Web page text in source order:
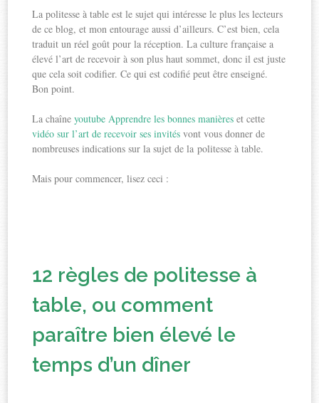
La politesse à table est le sujet qui intéresse le plus les lecteurs
de ce blog, et mon entourage aussi d’ailleurs. C’est bien, cela
traduit un réel goût pour la réception. La culture française a
élevé l’art de recevoir à son plus haut sommet, donc il est juste
que cela soit codifier. Ce qui est codifié peut être enseigné.
Bon point.
La chaîneyoutube Apprendre les bonnes manières et cette
vidéo sur l’art de recevoir ses invités vont vous donner de
nombreuses indications sur la sujet de la politesse à table.
Mais pour commencer, lisez ceci :
12 règles de politesse à
table, ou comment
paraître bien élevé le
temps d’un dîner